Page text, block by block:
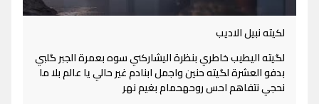
لكيته نبيل الاديب
لگيته اليطيب خاطري بنظرة اليشاركني سوه بعمرة الجبر گلبي
بدفو العشرة لگيته حنين واجمل ابنادم غير حالي يا عالم بلا ما
نحجي نتفاهم احس روحهحمام بغيم نهر